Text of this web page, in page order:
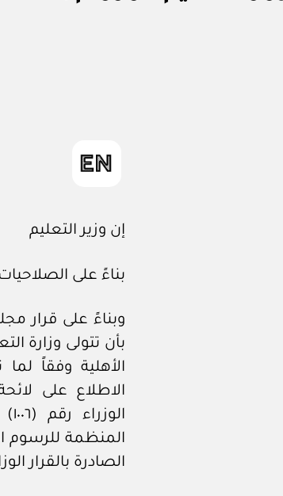
إن وزير التعليم
بناءً على
بأن تتولى وزارة
الأهلية وفقاً
الاطلاع على
المنظمة للرسوم
الصادرة بالقرار الوزاري رقم (١٠٢٦٦٥)